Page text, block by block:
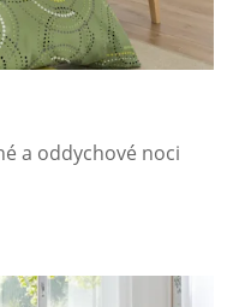
a oddychové noci